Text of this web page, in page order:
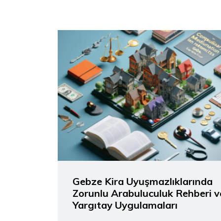
Gebze Kira Uyuşmazlıklarında
Zorunlu Arabuluculuk Rehberi
Yargıtay Uygulamaları